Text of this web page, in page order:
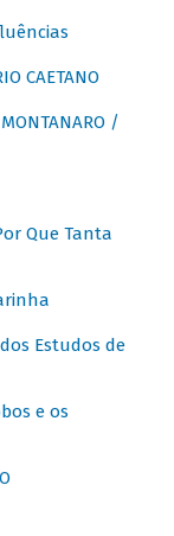
CAETANO
/
Que Tanta
dos Estudos de
e os